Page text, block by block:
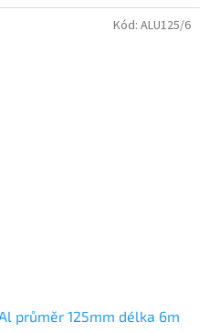
průměr 125mm délka 6m
Kód: ALU125/6